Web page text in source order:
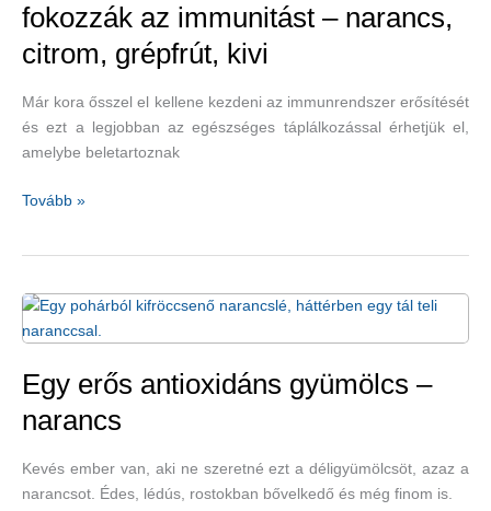
fokozzák az immunitást – narancs,
citrom, grépfrút, kivi
Már kora ősszel el kellene kezdeni az immunrendszer erősítését
és ezt a legjobban az egészséges táplálkozással érhetjük el,
amelybe beletartoznak
A
amelyek
fokozzák
immunitást
narancs,
grépfrút,
kivi
Tovább »
Egy erős antioxidáns gyümölcs –
narancs
Kevés ember van, aki ne szeretné ezt a déligyümölcsöt, azaz a
narancsot. Édes, lédús, rostokban bővelkedő és még finom is.